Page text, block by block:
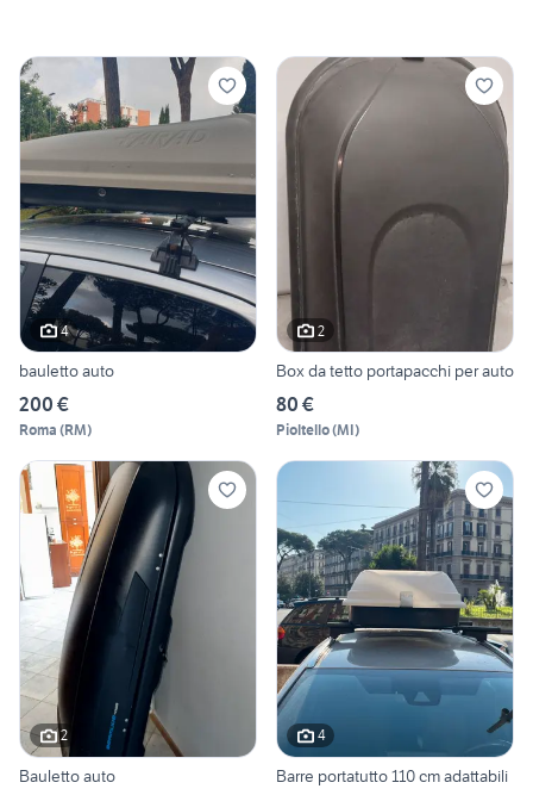
4
bauletto auto
200 €
Roma (RM)
2
Box da tetto portapacchi per auto
80 €
Pioltello(MI)
2
Bauletto auto
4
Barre portatutto 110 cm adattabili